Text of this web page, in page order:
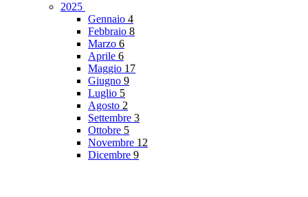
2025
Gennaio 4
Febbraio 8
Marzo 6
Aprile 6
Maggio 17
Giugno 9
Luglio 5
Agosto 2
Settembre 3
Ottobre 5
Novembre 12
Dicembre 9